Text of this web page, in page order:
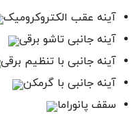
آینه عقب الکتروکرومیک
آینه جانبی تاشو برقی
آینه جانبی با تنظیم برقی
آینه جانبی با گرمکن
سقف پانوراما